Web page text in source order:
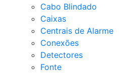
Cabo Blindado
Caixas
Centrais de Alarme
Conexões
Detectores
Fonte